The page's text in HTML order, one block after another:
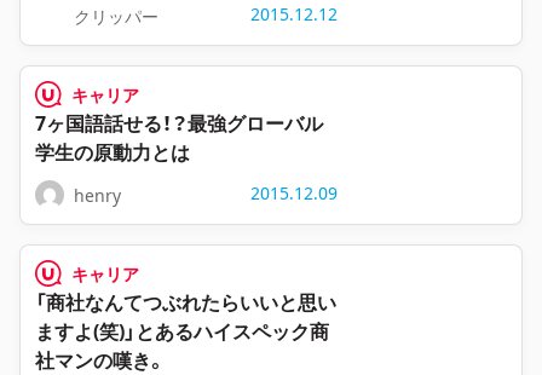
クリッパー 2015.12.12
キャリア
7ヶ国語話せる！？最強グローバル
学生の原動力とは
henry 2015.12.09
キャリア
「商社なんてつぶれたらいいと思い
ますよ(笑)」とあるハイスペック商
社マンの嘆き。